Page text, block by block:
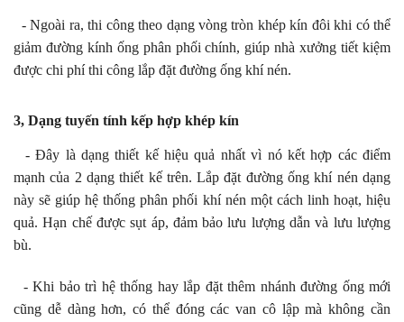
- Ngoài ra, thi công theo dạng vòng tròn khép kín đôi khi có thể
giảm đường kính ống phân phối chính, giúp nhà xưởng tiết kiệm
được chi phí thi công lắp đặt đường ống khí nén.
3, Dạng tuyến tính kếp hợp khép kín
- Đây là dạng thiết kế hiệu quả nhất vì nó kết hợp các điểm
mạnh của 2 dạng thiết kế trên. Lắp đặt đường ống khí nén dạng
này sẽ giúp hệ thống phân phối khí nén một cách linh hoạt, hiệu
quả. Hạn chế được sụt áp, đảm bảo lưu lượng dẫn và lưu lượng
bù.
- Khi bảo trì hệ thống hay lắp đặt thêm nhánh đường ống mới
cũng dễ dàng hơn, có thể đóng các van cô lập mà không cần